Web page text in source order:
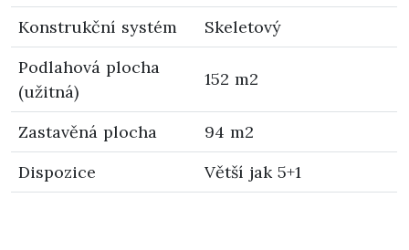
Konstrukční systém
Skeletový
Podlahová plocha
(užitná)
152 m2
Zastavěná plocha
94 m2
Dispozice
Větší jak 5+1